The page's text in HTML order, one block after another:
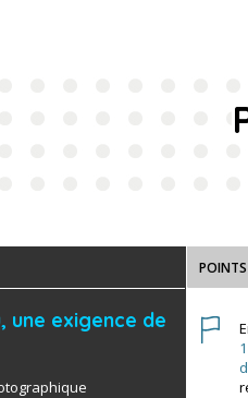
une exigence de
POINTS